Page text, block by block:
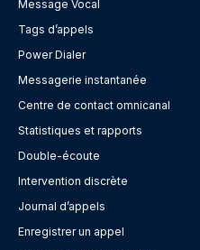
Message Vocal
Tags d’appels
Power Dialer
Messagerie instantanée
Centre de contact omnicanal
Statistiques et rapports
Double-écoute
Intervention discrète
Journal d’appels
Enregistrer un appel